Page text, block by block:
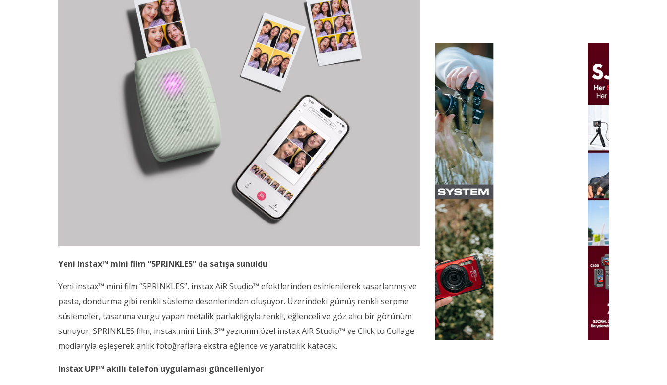
Yeni instax™ mini film “SPRINKLES” da satışa sunuldu
Yeni instax™ mini film “SPRINKLES”, instax AiR Studio™ efektlerinden esinlenilerek tasarlanmış ve
pasta, dondurma gibi renkli süsleme desenlerinden oluşuyor. Üzerindeki gümüş renkli serpme
süslemeler, tasarıma vurgu yapan metalik parlaklığıyla renkli, eğlenceli ve göz alıcı bir görünüm
sunuyor. SPRINKLES film, instax mini Link 3™ yazıcının özel instax AiR Studio™ ve Click to Collage
modlarıyla eşleşerek anlık fotoğraflara ekstra eğlence ve yaratıcılık katacak.
instax UP!™ akıllı telefon uygulaması güncelleniyor